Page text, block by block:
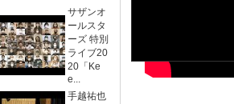
サザンオ
ールスタ
ーズ 特別
ライブ20
20「Ke
e...
手越祐也